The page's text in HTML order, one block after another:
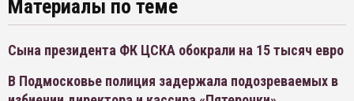
Материалы по теме
Сына президента ФК ЦСКА обокрали на 15 тысяч евро
В Подмосковье полиция задержала подозреваемых в